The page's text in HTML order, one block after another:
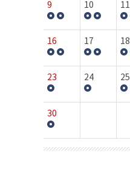
9 10 11
16 17 18
23 24 25
30